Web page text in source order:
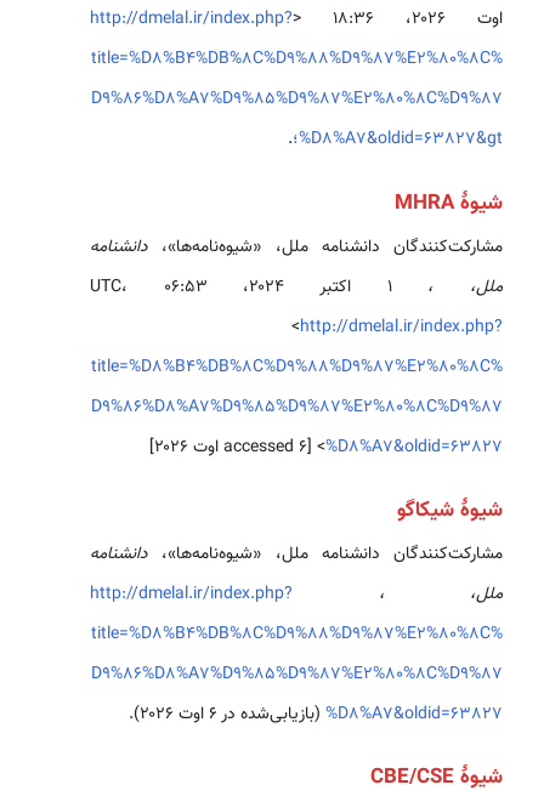
اوت ۲۰۲۶، ‏۱۸:۳۶ <
http://dmelal.ir/index.php?
title=%D8%B4%DB%8C%D9%88%D9%87%E2%80%8C%
D9%86%D8%A7%D9%85%D9%87%E2%80%8C%D9%87
%D8%A7&oldid=63827&gt؛ .
شیوهٔ MHRA
مشارکت‌کنندگان دانشنامه ملل، «شیوه‌نامه‌ها»، دانشنامه
ملل، ،
۱ اکتبر ۲۰۲۴، ‏۰۶:۵۳ UTC،
<http://dmelal.ir/index.php?
title=%D8%B4%DB%8C%D9%88%D9%87%E2%80%8C%
D9%86%D8%A7%D9%85%D9%87%E2%80%8C%D9%87
%D8%A7&oldid=63827> [accessed ۶ اوت ۲۰۲۶]
شیوهٔ شیکاگو
مشارکت‌کنندگان دانشنامه ملل، «شیوه‌نامه‌ها»، دانشنامه
ملل، ،
http://dmelal.ir/index.php?
title=%D8%B4%DB%8C%D9%88%D9%87%E2%80%8C%
D9%86%D8%A7%D9%85%D9%87%E2%80%8C%D9%87
%D8%A7&oldid=63827 (بازیابی‌شده در ۶ اوت ۲۰۲۶).
شیوهٔ CBE/CSE